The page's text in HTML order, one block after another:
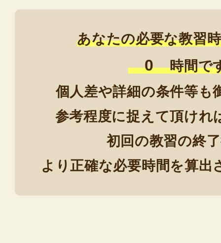
あなたの必要な教習
0
時間で
個人差や詳細の条件等も
参考程度に捉えて頂けれ
初回の教習の終
より正確な必要時間を算出